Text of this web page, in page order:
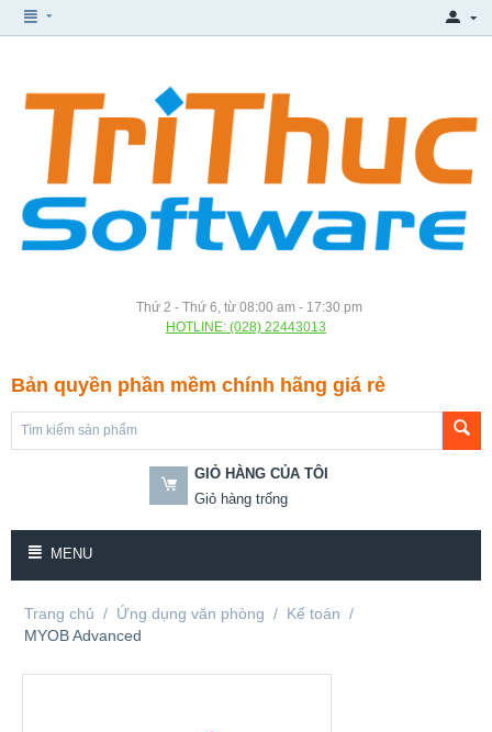
Thứ 2 - Thứ 6, từ 08:00 am - 17:30 pm
HOTLINE: (028) 22443013
Bản quyền phần mềm chính hãng giá rẻ
GIỎ HÀNG CỦA TÔI
Giỏ hàng trống
MENU
Trang chủ / Ứng dụng văn phòng / Kế toán /
MYOB Advanced